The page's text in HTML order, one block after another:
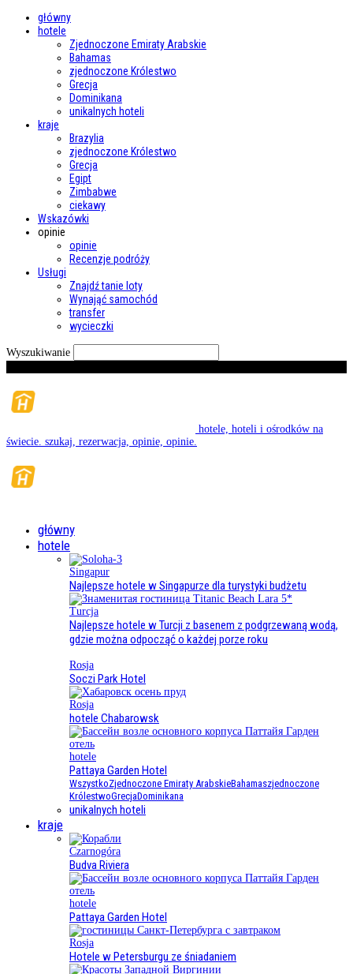
główny
hotele
Zjednoczone Emiraty Arabskie
Bahamas
zjednoczone Królestwo
Grecja
Dominikana
unikalnych hoteli
kraje
Brazylia
zjednoczone Królestwo
Grecja
Egipt
Zimbabwe
ciekawy
Wskazówki
opinie
opinie
Recenzje podróży
Usługi
Znajdź tanie loty
Wynająć samochód
transfer
wycieczki
Wyszukiwanie
hotele, hoteli i ośrodków na
świecie. szukaj, rezerwacja, opinie, opinie.
główny
hotele
Singapur
Najlepsze hotele w Singapurze dla turystyki budżetu
Turcja
Najlepsze hotele w Turcji z basenem z podgrzewaną wodą,
gdzie można odpocząć o każdej porze roku
Rosja
Soczi Park Hotel
Rosja
hotele Chabarowsk
hotele
Pattaya Garden Hotel
WszystkoZjednoczone Emiraty ArabskieBahamaszjednoczone
KrólestwoGrecjaDominikana
unikalnych hoteli
kraje
Czarnogóra
Budva Riviera
hotele
Pattaya Garden Hotel
Rosja
Hotele w Petersburgu ze śniadaniem